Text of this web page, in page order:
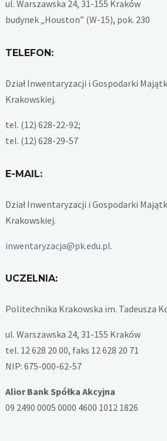
ul. Warszawska 24, 31-155 Kraków
budynek „Houston” (W-15), pok. 230
TELEFON:
Dział Inwentaryzacji i Gospodarki
Krakowskiej.
tel. (12) 628-22-92;
tel. (12) 628-29-57
E-MAIL:
Dział Inwentaryzacji i Gospodarki
Krakowskiej.
inwentaryzacja@pk.edu.pl.
UCZELNIA:
Politechnika Krakowska im. Tadeusza
ul. Warszawska 24, 31-155 Kraków
tel. 12 628 20 00, faks 12 628 20 71
NIP: 675-000-62-57
Alior Bank Spółka Akcyjna
09 2490 0005 0000 4600 1012 1826